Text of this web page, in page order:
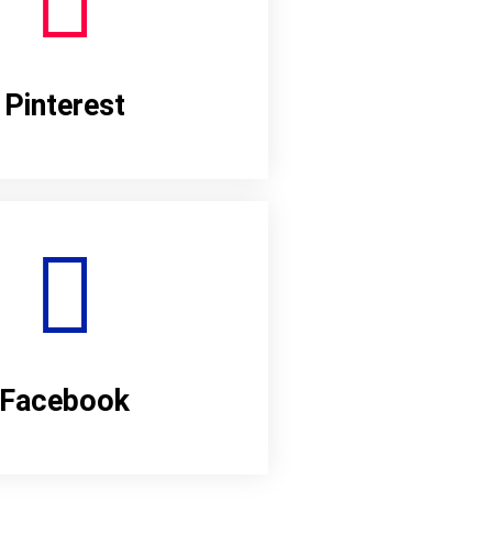
Pinterest
Facebook